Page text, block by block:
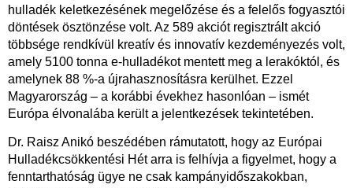
hulladék keletkezésének megelőzése és a felelős fogyasztói
döntések ösztönzése volt. Az 589 akciót regisztrált akció
többsége rendkívül kreatív és innovatív kezdeményezés volt,
amely 5100 tonna e-hulladékot mentett meg a lerakóktól, és
amelynek 88 %-a újrahasznosításra kerülhet. Ezzel
Magyarország – a korábbi évekhez hasonlóan – ismét
Európa élvonalába került a jelentkezések tekintetében.
Dr. Raisz Anikó beszédében rámutatott, hogy az Európai
Hulladékcsökkentési Hét arra is felhívja a figyelmet, hogy a
fenntarthatóság ügye ne csak kampányidőszakokban,